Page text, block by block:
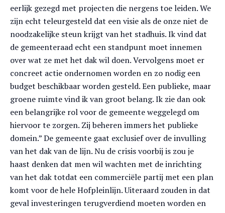
eerlijk gezegd met projecten die nergens toe leiden. We
zijn echt teleurgesteld dat een visie als de onze niet de
noodzakelijke steun krijgt van het stadhuis. Ik vind dat
de gemeenteraad echt een standpunt moet innemen
over wat ze met het dak wil doen. Vervolgens moet er
concreet actie ondernomen worden en zo nodig een
budget beschikbaar worden gesteld. Een publieke, maar
groene ruimte vind ik van groot belang. Ik zie dan ook
een belangrijke rol voor de gemeente weggelegd om
hiervoor te zorgen. Zij beheren immers het publieke
domein.” De gemeente gaat exclusief over de invulling
van het dak van de lijn. Nu de crisis voorbij is zou je
haast denken dat men wil wachten met de inrichting
van het dak totdat een commerciële partij met een plan
komt voor de hele Hofpleinlijn. Uiteraard zouden in dat
geval investeringen terugverdiend moeten worden en